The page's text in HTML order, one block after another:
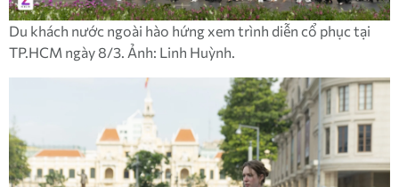
Du khách nước ngoài hào hứng xem trình diễn cổ phục tại
TP.HCM ngày 8/3. Ảnh: Linh Huỳnh.